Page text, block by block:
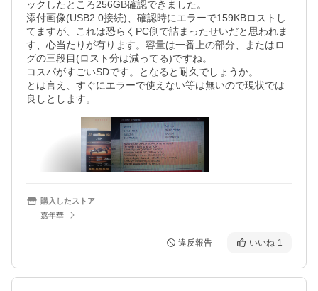
ックしたところ256GB確認できました。
添付画像(USB2.0接続)、確認時にエラーで159KBロストし
てますが、これは恐らくPC側で詰まったせいだと思われま
す、心当たりが有ります。容量は一番上の部分、またはロ
グの三段目(ロスト分は減ってる)ですね。
コスパがすごいSDです。となると耐久でしょうか。
とは言え、すぐにエラーで使えない等は無いので現状では
良しとします。
購入したストア
嘉年華
違反報告 いいね 1